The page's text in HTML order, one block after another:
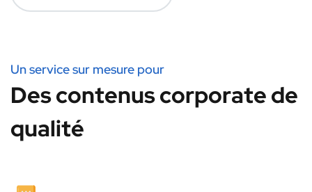
Un service sur mesure pour
Des contenus corporate de
qualité